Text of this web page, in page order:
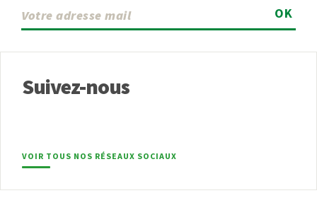
OK
Suivez-nous
VOIR TOUS NOS RÉSEAUX SOCIAUX